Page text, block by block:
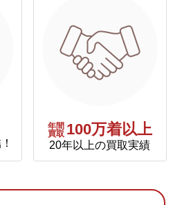
年間
買取 100万着以上
20年以上の買取実績